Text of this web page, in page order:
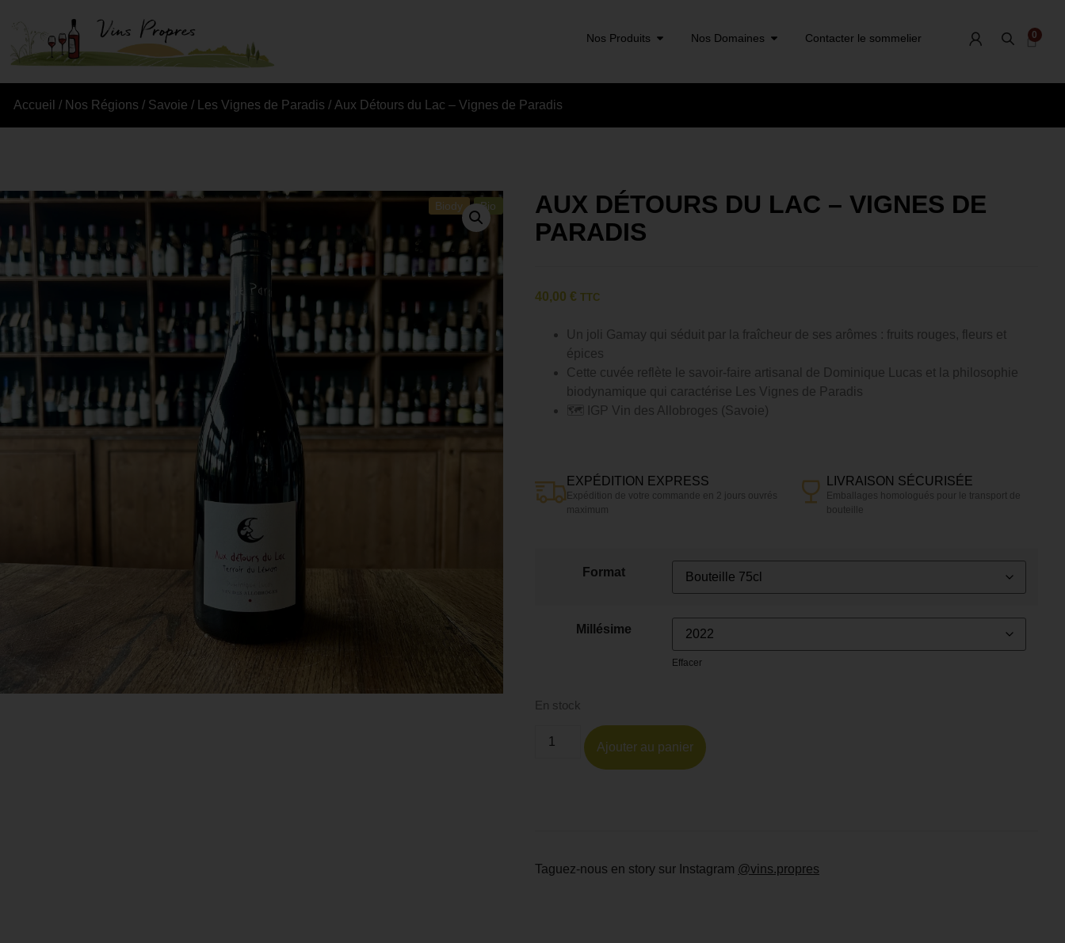
Nos Produits Nos Domaines Contacter le sommelier 0
Accueil / Nos Régions / Savoie / Les Vignes de Paradis / Aux Détours du Lac – Vignes de Paradis
Biody Bio
AUX DÉTOURS DU LAC – VIGNES DE
PARADIS
40,00 € TTC
Un joli Gamay qui séduit par la fraîcheur de ses arômes : fruits rouges, fleurs et
épices
Cette cuvée reflète le savoir-faire artisanal de Dominique Lucas et la philosophie
biodynamique qui caractérise Les Vignes de Paradis
🗺 IGP Vin des Allobroges (Savoie)
EXPÉDITION EXPRESS
Expédition de votre commande en 2 jours ouvrés
maximum
LIVRAISON SÉCURISÉE
Emballages homologués pour le transport de
bouteille
Format
Millésime
Effacer
En stock
Ajouter au panier
Taguez-nous en story sur Instagram @vins.propres